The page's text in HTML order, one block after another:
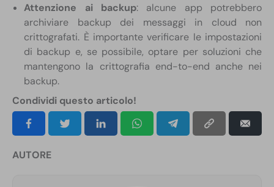
Attenzione ai backup: alcune app potrebbero
archiviare backup dei messaggi in cloud non
crittografati. È importante verificare le impostazioni
di backup e, se possibile, optare per soluzioni che
mantengono la crittografia end-to-end anche nei
backup.
Condividi questo articolo!
AUTORE